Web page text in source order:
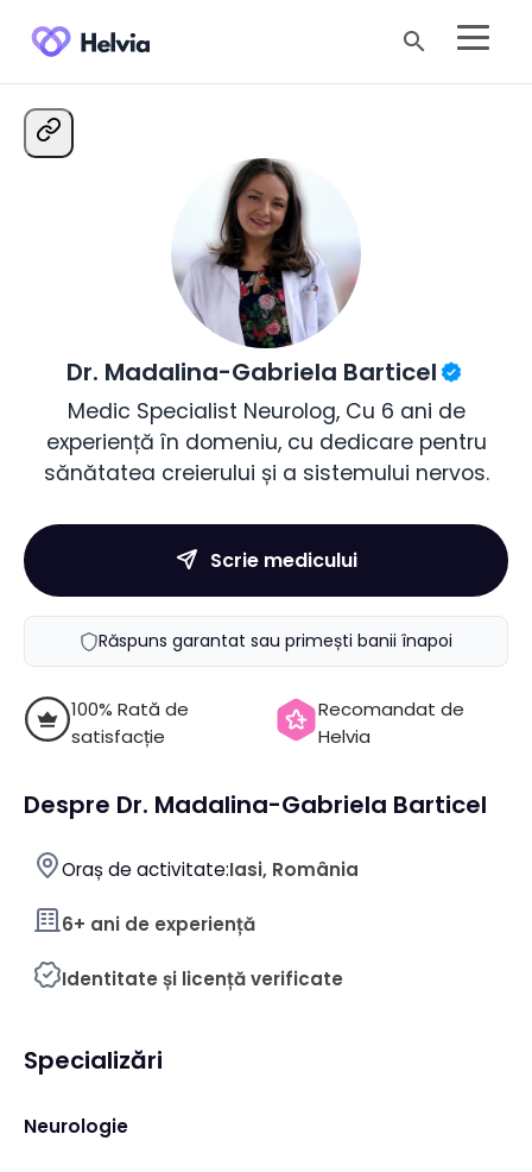
search
Dr. Madalina-Gabriela Barticel
Medic Specialist Neurolog, Cu 6 ani de
experiență în domeniu, cu dedicare pentru
sănătatea creierului și a sistemului nervos.
Scrie medicului
Răspuns garantat sau primești banii înapoi
100% Rată de
satisfacție
Recomandat de
Helvia
Despre Dr. Madalina-Gabriela Barticel
Oraș de activitate:Iasi, România
6+ ani de experiență
Identitate și licență verificate
Specializări
Neurologie